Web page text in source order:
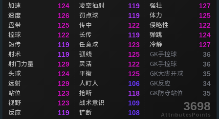
加速 124
速度 126
盘带 125
控球 122
短传 119
射术 119
射门力量 129
头球 124
远射 129
站位 123
视野 123
反应 119
凌空抽射 119
罚点球 119
传中 122
长传 119
任意球 123
弧线 125
灵活 122
平衡 125
人盯人 106
抢断 118
战术意识 109
铲断 108
强壮 127
体力 125
侵略性 122
弹跳 124
冷静 127
GK手控球 36
GK手控球 36
GK大脚开球 35
GK反应 34
GK防守站位 35
3698
AttributesPoints